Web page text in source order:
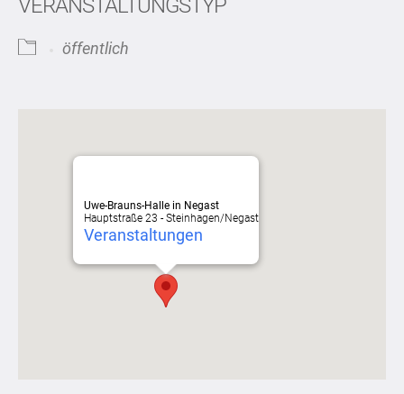
VERANSTALTUNGSTYP
öffentlich
Uwe-Brauns-Halle in Negast
Hauptstraße 23 - Steinhagen/Negast
Veranstaltungen